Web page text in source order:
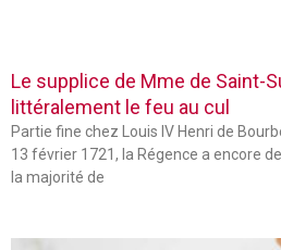
Le supplice de Mme de Saint-
littéralement le feu au cul
Partie fine chez Louis IV Henri de
13 février 1721, la Régence a encore
la majorité de